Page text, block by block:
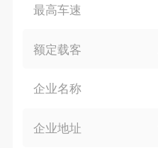
最高车速
额定载客
企业名称
企业地址